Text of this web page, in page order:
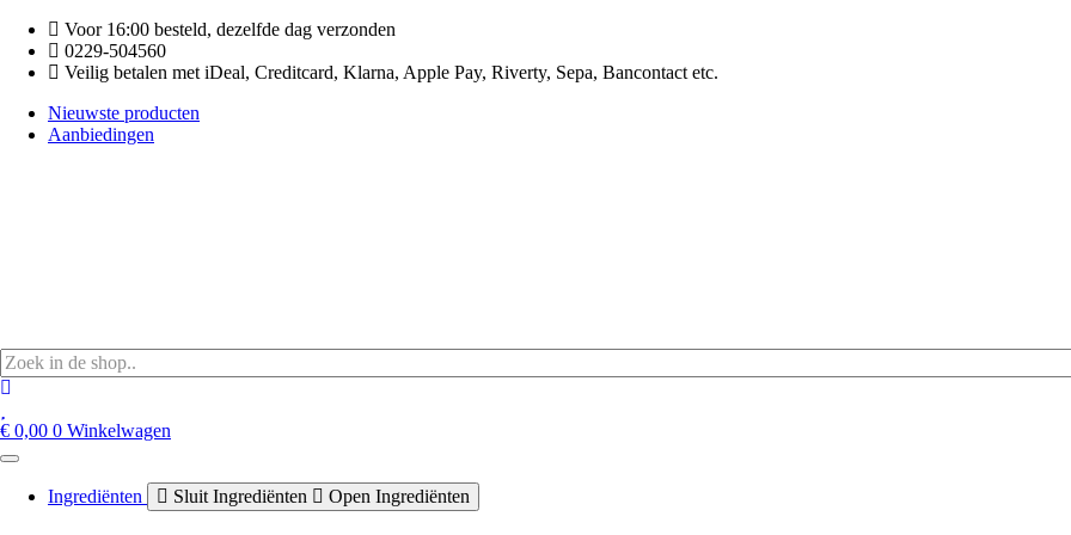
naar
Voor 16:00 besteld, dezelfde dag verzonden
0229-504560
Veilig betalen met iDeal, Creditcard, Klarna, Apple Pay, Riverty, Sepa, Bancontact etc.
Nieuwste producten
Aanbiedingen
€ 0,00 0 Winkelwagen
Ingrediënten Sluit Ingrediënten Open Ingrediënten